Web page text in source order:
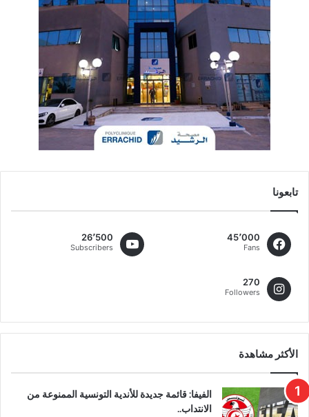
تابعونا
45٬000
Fans
26٬500
Subscribers
270
Followers
الأكثر مشاهدة
الفيفا: قائمة جديدة للأندية التونسية الممنوعة من
الانتداب..